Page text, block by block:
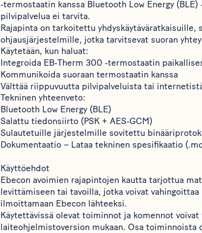
‑termostaatin kanssa Bluetooth Low Energy
pilvipalvelua ei tarvita.
Rajapinta on tarkoitettu
ohjausjärjestelmille, jotka tarvitsevat suoran
Käytetään, kun haluat:
Integroida EB‑Therm 300 ‑termostaatin
Kommunikoida suoraan termostaatin kanssa
Välttää riippuvuutta pilvipalveluista tai
Tekninen yhteenveto:
Bluetooth Low Energy (BLE)
Salattu tiedonsiirto (PSK + AES‑GCM)
Sulautetuille järjestelmille sovitettu
Dokumentaatio – Lataa tekninen spesifikaatio
Käyttöehdot
Ebecon avoimien rajapintojen kautta tarjottua
levittämiseen tai tavoilla, jotka voivat vahingoittaa
ilmoittamaan Ebecon lähteeksi.
Käytettävissä olevat toiminnot ja komennot
laiteohjelmistoversion mukaan. Osa